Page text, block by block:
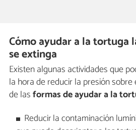
Cómo ayudar a la tortuga
se extinga
Existen algunas actividades que
la hora de reducir la presión
de lasformas de ayudar a la
Reducir la contaminación